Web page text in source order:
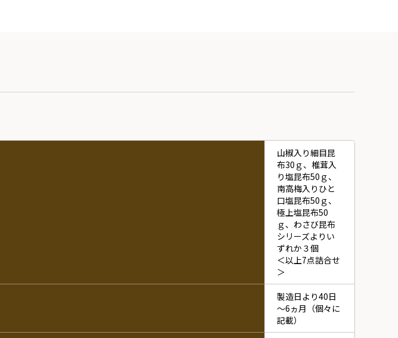
山椒入り細目昆
布30ｇ、椎茸入
り塩昆布50ｇ、
南高梅入りひと
口塩昆布50ｇ、
極上塩昆布50
ｇ、わさび昆布
シリーズよりい
ずれか３個
＜以上7点詰合せ
＞
製造日より40日
～6ヵ月（個々に
記載）